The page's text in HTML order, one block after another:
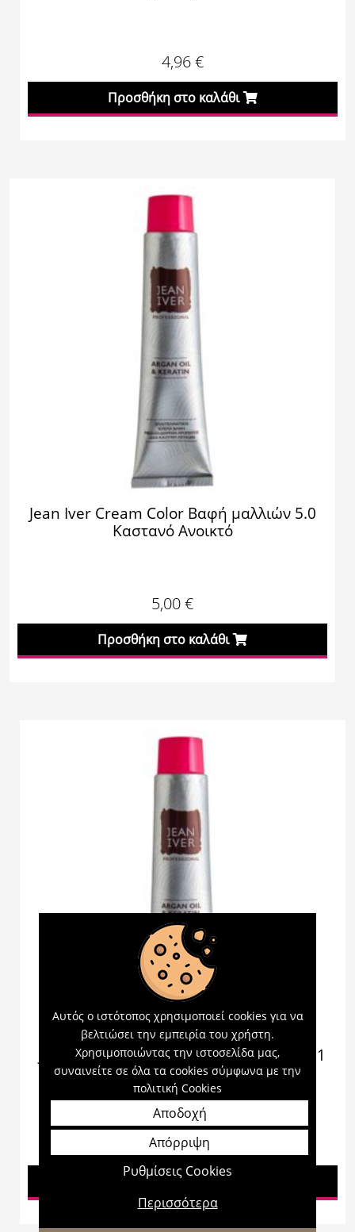
4,96€
Προσθήκη στο καλάθι
Jean Iver Cream Color Βαφή μαλλιών 5.0
Καστανό Ανοικτό
5,00€
Προσθήκη στο καλάθι
Jean Iver Cream Color Βαφή μαλλιών 5.1
Καστανό Ανοικτό Σαντρέ
5,00€
Προσθήκη στο καλάθι
Αυτός ο ιστότοπος χρησιμοποιεί cookies για να
βελτιώσει την εμπειρία του χρήστη.
Χρησιμοποιώντας την ιστοσελίδα μας,
συναινείτε σε όλα τα cookies σύμφωνα με την
πολιτική Cookies
Αποδοχή
Απόρριψη
Ρυθμίσεις Cookies
Περισσότερα